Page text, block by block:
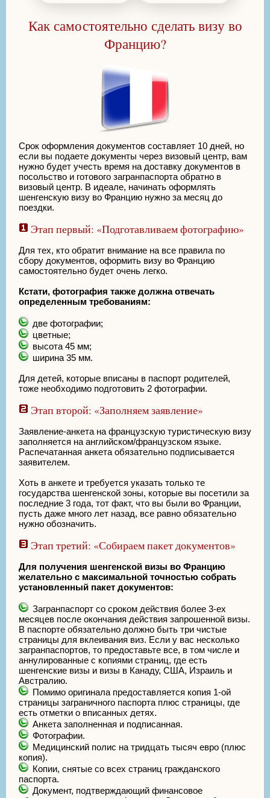
Как самостоятельно сделать визу во
Францию?
Срок оформления документов составляет 10 дней, но
если вы подаете документы через визовый центр, вам
нужно будет учесть время на доставку документов в
посольство и готового загранпаспорта обратно в
визовый центр. В идеале, начинать оформлять
шенгенскую визу во Францию нужно за месяц до
поездки.
Этап первый: «Подготавливаем фотографию»
Для тех, кто обратит внимание на все правила по
сбору документов, оформить визу во Францию
самостоятельно будет очень легко.
Кстати, фотография также должна отвечать
определенным требованиям:
две фотографии;
цветные;
высота 45 мм;
ширина 35 мм.
Для детей, которые вписаны в паспорт родителей,
тоже необходимо подготовить 2 фотографии.
Этап второй: «Заполняем заявление»
Заявление-анкета на французскую туристическую визу
заполняется на английском/французском языке.
Распечатанная анкета обязательно подписывается
заявителем.
Хоть в анкете и требуется указать только те
государства шенгенской зоны, которые вы посетили за
последние 3 года, тот факт, что вы были во Франции,
пусть даже много лет назад, все равно обязательно
нужно обозначить.
Этап третий: «Собираем пакет документов»
Для получения шенгенской визы во Францию
желательно с максимальной точностью собрать
установленный пакет документов:
Загранпаспорт со сроком действия более 3-ех
месяцев после окончания действия запрошенной визы.
В паспорте обязательно должно быть три чистые
страницы для вклеивания виз. Если у вас несколько
загранпаспортов, то предоставьте все, в том числе и
аннулированные с копиями страниц, где есть
шенгенские визы и визы в Канаду, США, Израиль и
Австралию.
Помимо оригинала предоставляется копия 1-ой
страницы заграничного паспорта плюс страницы, где
есть отметки о вписанных детях.
Анкета заполненная и подписанная.
Фотографии.
Медицинский полис на тридцать тысяч евро (плюс
копия).
Копии, снятые со всех страниц гражданского
паспорта.
Документ, подтверждающий финансовое